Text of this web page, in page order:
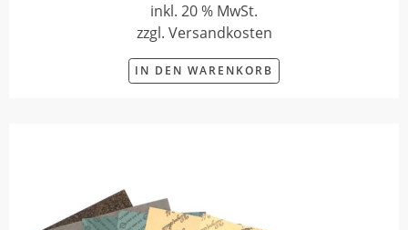
inkl. 20 % MwSt.
zzgl. Versandkosten
IN DEN WARENKORB